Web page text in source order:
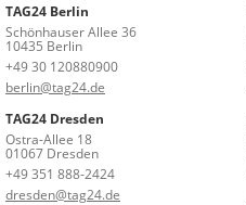
TAG24 Berlin
Schönhauser Allee 36
10435 Berlin
+49 30 120880900
berlin@tag24.de
TAG24 Dresden
Ostra-Allee 18
01067 Dresden
+49 351 888-2424
dresden@tag24.de